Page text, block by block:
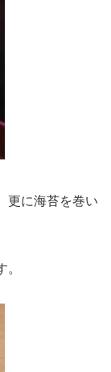
更に海苔を巻い